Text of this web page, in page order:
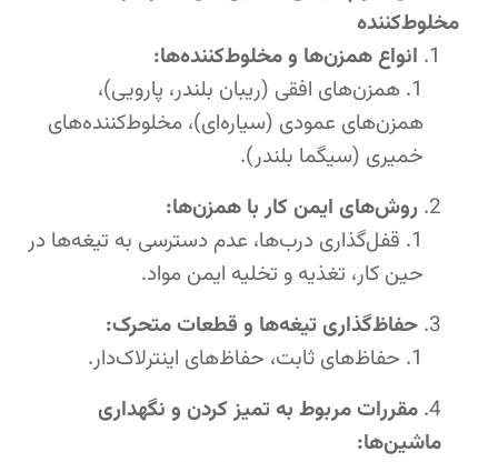
مخلوط‌کننده
انواع همزن‌ها و مخلوط‌کننده‌ها:
همزن‌های افقی (ریبان بلندر، پارویی)،
همزن‌های عمودی (سیاره‌ای)، مخلوط‌کننده‌های
خمیری (سیگما بلندر).
روش‌های ایمن کار با همزن‌ها:
قفل‌گذاری درب‌ها، عدم دسترسی به تیغه‌ها در
حین کار، تغذیه و تخلیه ایمن مواد.
حفاظ‌گذاری تیغه‌ها و قطعات متحرک:
حفاظ‌های ثابت، حفاظ‌های اینترلاک‌دار.
مقررات مربوط به تمیز کردن و نگهداری
ماشین‌ها: